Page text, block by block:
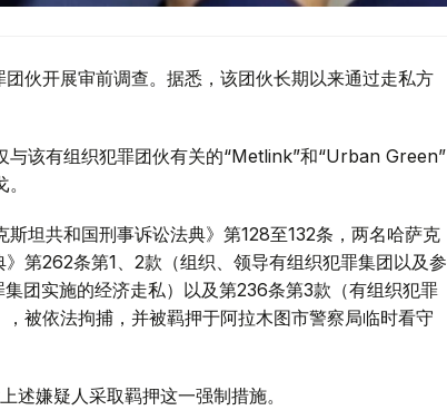
伙开展审前调查。据悉，该团伙长期以来通过走私方
该有组织犯罪团伙有关的“Metlink”和“Urban Green”
坦共和国刑事诉讼法典》第128至132条，两名哈萨克
第262条第1、2款（组织、领导有组织犯罪集团以及参
团实施的经济走私）以及第236条第3款（有组织犯罪
被依法拘捕，并被羁押于阿拉木图市警察局临时看守
嫌疑人采取羁押这一强制措施。